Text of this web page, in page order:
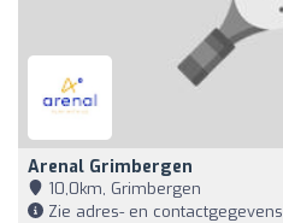
Arenal Grimbergen
10,0km, Grimbergen
Zie adres- en contactgegevens